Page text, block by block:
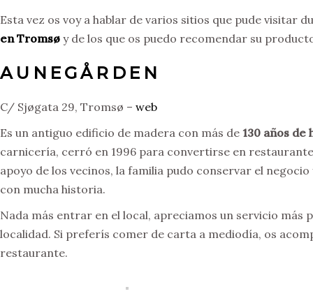
Esta vez os voy a hablar de varios sitios que pude visitar
en Tromsø y de los que os puedo recomendar su
AUNEGÅRDEN
C/ Sjøgata 29, Tromsø – web
Es un antiguo edificio de madera con más de 130 años de
carnicería, cerró en 1996 para convertirse en
apoyo de los vecinos, la familia pudo conservar el
con mucha historia.
Nada más entrar en el local, apreciamos un servicio
localidad. Si preferís comer de carta a mediodía, os
restaurante.